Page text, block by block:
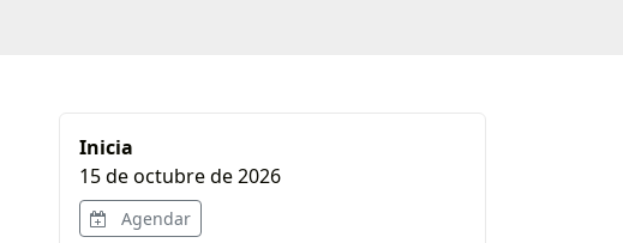
Inicia
15 de octubre de 2026
Agendar